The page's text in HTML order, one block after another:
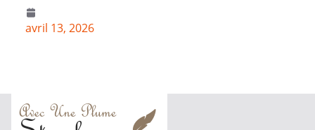
avril 13, 2026